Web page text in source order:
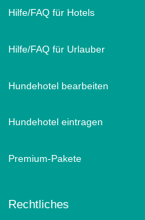
Hilfe/FAQ für Hotels
Hilfe/FAQ für Urlauber
Hundehotel bearbeiten
Hundehotel eintragen
Premium-Pakete
Rechtliches